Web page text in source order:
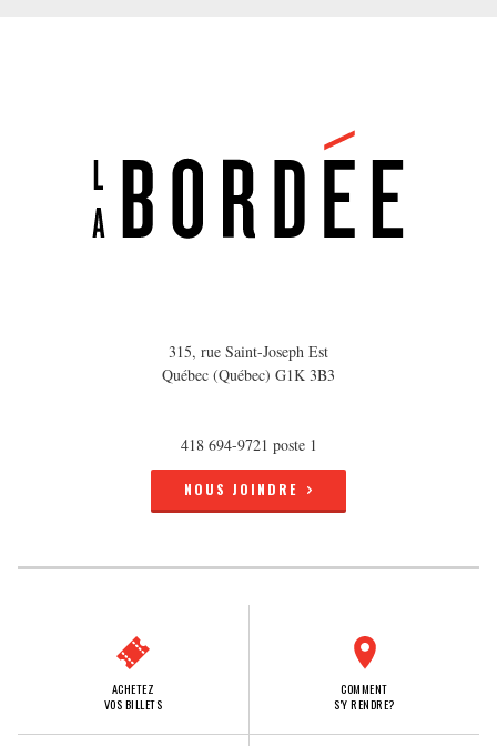
315, rue Saint-Joseph Est
Québec (Québec) G1K 3B3
418 694-9721 poste 1
NOUS JOINDRE
ACHETEZ
VOS BILLETS
COMMENT
S'Y RENDRE?